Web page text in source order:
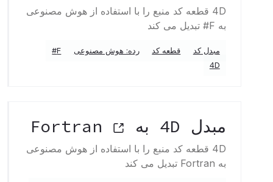
4D قطعه کد منبع را با استفاده از هوش مصنوعی
به F# تبدیل می کند
مبدل کد قطعه کد رده: هوش مصنوعی
F#
4D
مبدل 4D به Fortran
4D قطعه کد منبع را با استفاده از هوش مصنوعی
به Fortran تبدیل می کند